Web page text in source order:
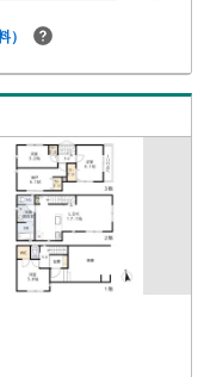
ーーー紹介金融機関/都
利は融資実行時のもの
返済額と異なる場合が
ーーーーーーーーーー
）